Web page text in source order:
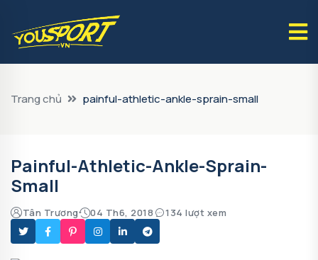
Trang chủ painful-athletic-ankle-sprain-small
Painful-Athletic-Ankle-Sprain-
Small
Tân Trương 04 Th6, 2018 134 lượt xem